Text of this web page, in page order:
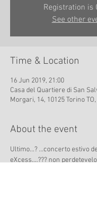
Registration is
See other
Time & Location
16 Jun 2019, 21:00
Casa del Quartiere di San
Morgari, 14, 10125 Torino
About the event
Ultimo...? ...concerto estivo
eXcess....??? non perdetevelo